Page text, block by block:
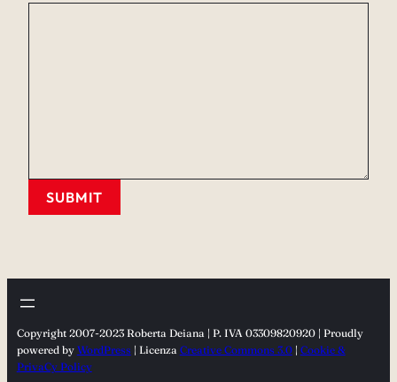
SUBMIT
Copyright 2007-2023 Roberta Deiana | P. IVA 03309820920 | Proudly
powered by WordPress | Licenza Creative Commons 3.0| Cookie &
PrivaCy Policy